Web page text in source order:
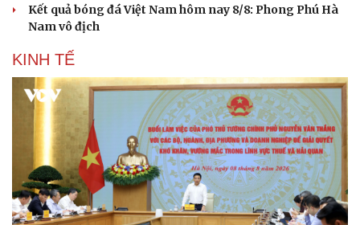
Kết quả bóng đá Việt Nam hôm nay 8/8: Phong Phú Hà
Nam vô địch
KINH TẾ